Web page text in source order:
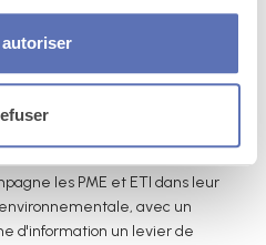
apportée aux clients et bâtir un
et durable sur nos marchés.
les PME et ETI dans leur
avec un
d'information un levier de